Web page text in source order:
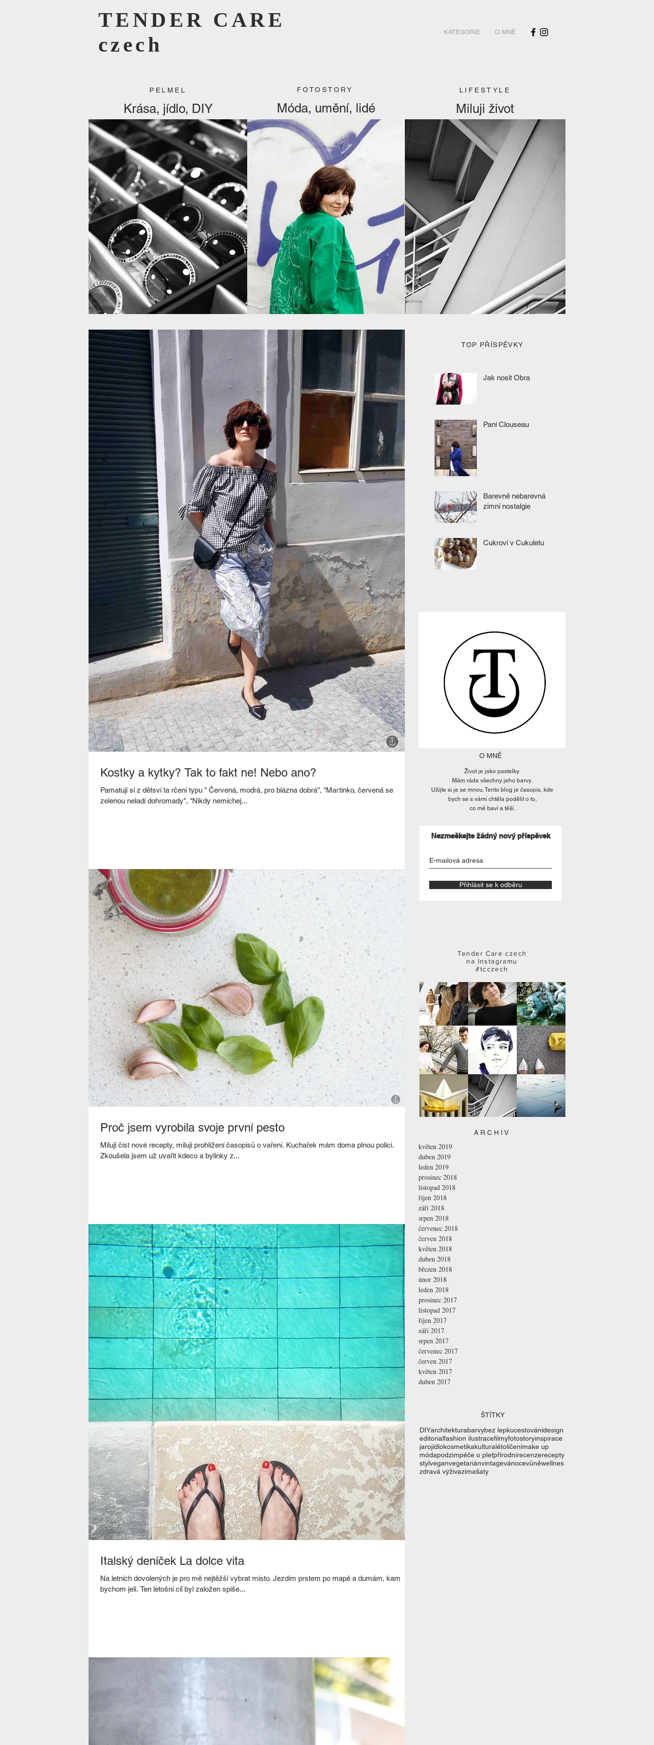
TENDER CARE
czech
KATEGORIE O MNĚ
FOTOSTORY
Móda, umění, lidé
PELMEL
Krása, jídlo, DIY
LIFESTYLE
Miluji život
Kostky a kytky? Tak to fakt ne! Nebo ano?
Pamatuji si z dětsví ta rčení typu " Červená, modrá, pro blázna dobrá", "Martinko, červená se
zelenou neladí dohromady", "Nikdy nemíchej...
Proč jsem vyrobila svoje první pesto
Miluji číst nové recepty, miluji prohlížení časopisů o vaření. Kuchařek mám doma plnou polici.
Zkoušela jsem už uvařit kdeco a bylinky z...
Italský deníček La dolce vita
Na letních dovolených je pro mě nejtěžší vybrat místo. Jezdím prstem po mapě a dumám, kam
bychom jeli. Ten letošní cíl byl založen spíše...
TOP PŘÍSPĚVKY
Jak nosit Obra
Paní Clouseau
Barevně nebarevná
zimní nostalgie
Cukroví v Cukuletu
O MNĚ
Život je jako pastelky.
Mám ráda všechny jeho barvy.
Užijte si je se mnou. Tento blog je časopis, kde
bych se s vámi chtěla podělit o to,
co mě baví a těší.
Nezmeškejte žádný nový příspěvek
Přihlásit se k odběru
Tender Care czech
na Instagramu
#tcczech
A R C H I V
květen 2019
duben 2019
leden 2019
prosinec 2018
listopad 2018
říjen 2018
září 2018
srpen 2018
červenec 2018
červen 2018
květen 2018
duben 2018
březen 2018
únor 2018
leden 2018
prosinec 2017
listopad 2017
říjen 2017
září 2017
srpen 2017
červenec 2017
červen 2017
květen 2017
duben 2017
ŠTÍTKY
DIYarchitekturabarvybez lepkucestovánídesign
editorialfashion ilustracefilmyfotostoryinspirace
jarojídlokosmetikakulturalétolíčenímake up
módapodzimpéče o pleťpřírodnírecenzerecepty
stylveganvegetariánvintagevánocevůněwellnes
zdravá výživazimašaty